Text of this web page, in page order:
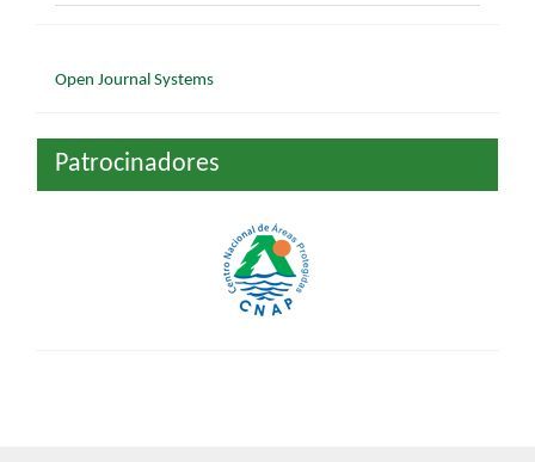
por
Open Journal Systems
Patrocinadores